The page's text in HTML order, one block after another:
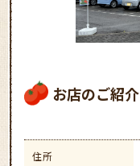
お店のご紹介
住所